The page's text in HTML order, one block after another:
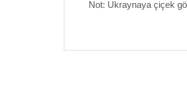
Not: Ukraynaya çiçek